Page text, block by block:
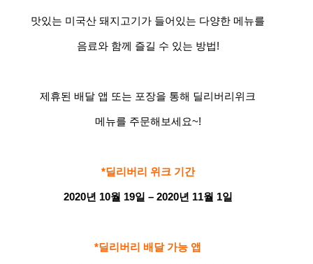
맛있는 미국산 돼지고기가 들어있는 다양한 메뉴를
음료와 함께 즐길 수 있는 방법!
제휴된 배달 앱 또는 포장을 통해 딜리버리위크
메뉴를 주문해보세요~!
*딜리버리 위크 기간
2020년 10월 19일 – 2020년 11월 1일
*딜리버리 배달 가능 앱